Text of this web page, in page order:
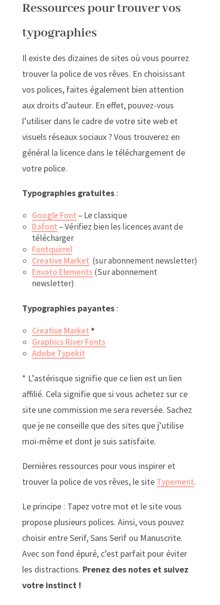
Ressources pour trouver vos
typographies
Il existe des dizaines de sites où vous pourrez
trouver la police de vos rêves. En choisissant
vos polices, faites également bien attention
aux droits d’auteur. En effet, pouvez-vous
l’utiliser dans le cadre de votre site web et
visuels réseaux sociaux ? Vous trouverez en
général la licence dans le téléchargement de
votre police.
Typographies gratuites:
Google Font – Le classique
Dafont – Vérifiez bien les licences avant de
télécharger
Fontquirrel
Creative Market (sur abonnement newsletter)
Envato Elements (Sur abonnement
newsletter)
Typographies payantes:
Creative Market*
Graphics River Fonts
Adobe Typekit
* L’astérisque signifie que ce lien est un lien
affilié. Cela signifie que si vous achetez sur ce
site une commission me sera reversée. Sachez
que je ne conseille que des sites que j’utilise
moi-même et dont je suis satisfaite.
Dernières ressources pour vous inspirer et
trouver la police de vos rêves, le site Typement.
Le principe : Tapez votre mot et le site vous
propose plusieurs polices. Ainsi, vous pouvez
choisir entre Serif, Sans Serif ou Manuscrite.
Avec son fond épuré, c’est parfait pour éviter
les distractions. Prenez des notes et suivez
votre instinct !